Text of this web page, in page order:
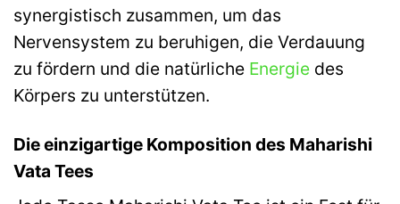
synergistisch zusammen, um das
Nervensystem zu beruhigen, die Verdauung
zu fördern und die natürliche Energie des
Körpers zu unterstützen.
Die einzigartige Komposition des Maharishi
Vata Tees